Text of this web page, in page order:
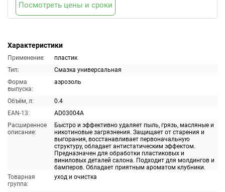
Характеристики
Применение:
пластик
Тип:
Смазка универсальная
Форма
выпуска:
аэрозоль
Объём, л:
0.4
EAN-13:
AD03004A
Расширенное
описание:
Быстро и эффективно удаляет пыль, грязь, масляные и
никотиновые загрязнения. Защищает от старения и
выгорания, восстанавливает первоначальную
структуру, обладает антистатическим эффектом.
Предназначен для обработки пластиковых и
виниловых деталей салона. Подходит для молдингов и
бамперов. Обладает приятным ароматом клубники.
Товарная
группа:
уход и очистка
Посмотреть цены и сроки